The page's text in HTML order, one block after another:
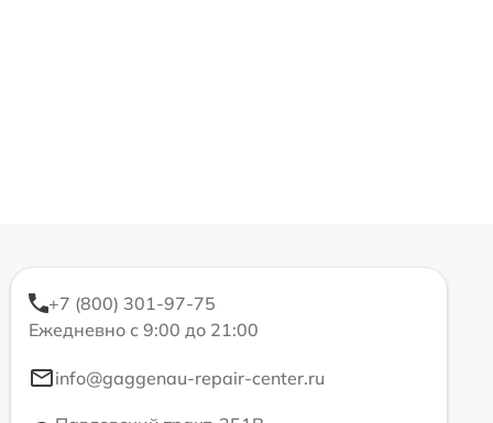
+7 (800) 301-97-75
Ежедневно с 9:00 до 21:00
info@gaggenau-repair-center.ru